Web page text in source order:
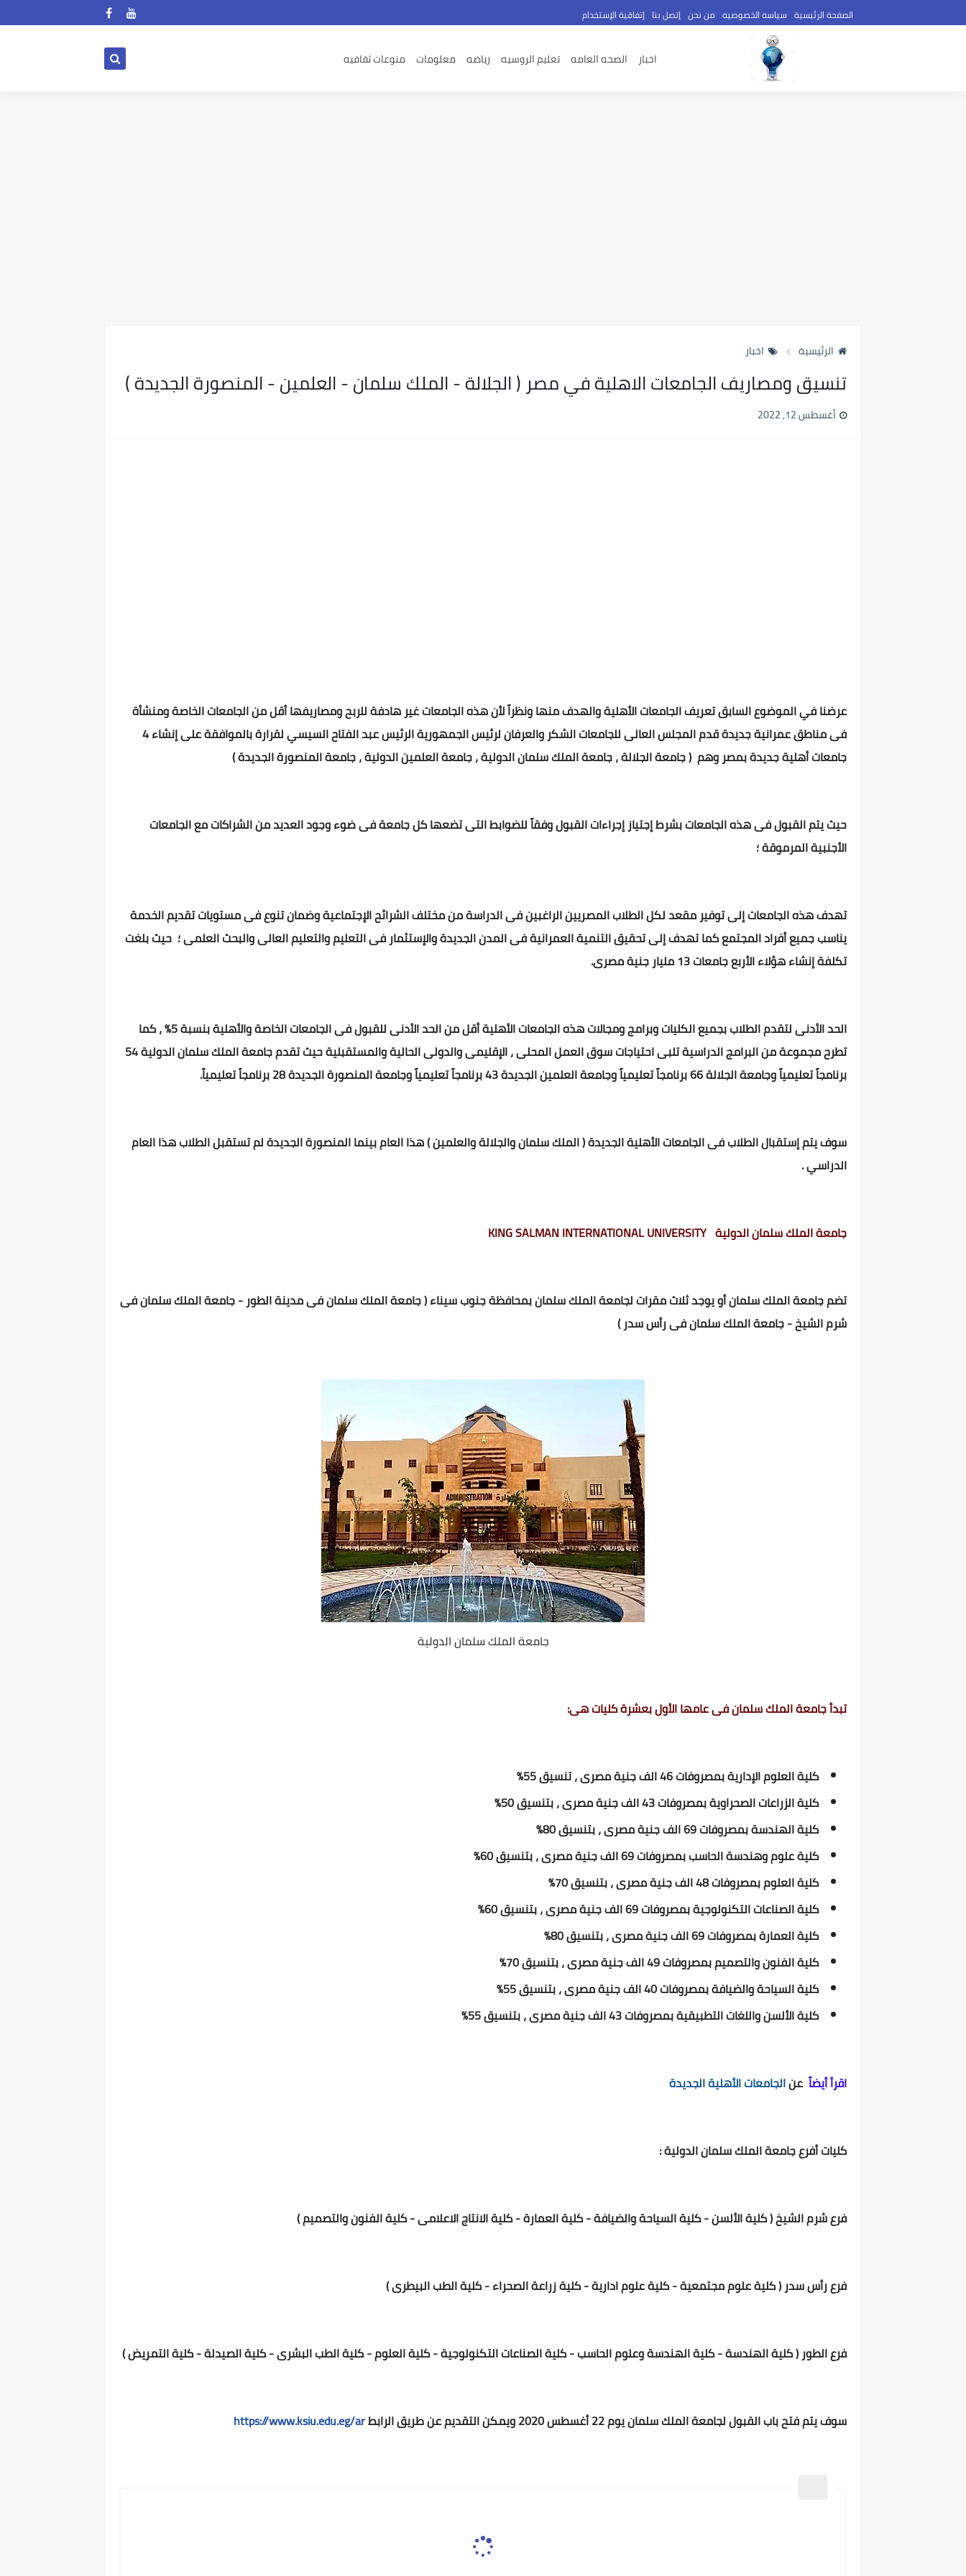
الصفحة الرئيسية سياسه الخصوصيه من نحن إتصل بنا إتفاقية الإستخدام
اخبار الصحه العامه تعليم الروسيه رياضه معلومات منوعات ثقافيه
الرئيسية اخبار
تنسيق ومصاريف الجامعات الاهلية في مصر ( الجلالة - الملك سلمان - العلمين - المنصورة الجديدة )
أغسطس 12, 2022
عرضنا في الموضوع السابق تعريف الجامعات الأهلية والهدف منها ونظراً لأن هذه الجامعات غير هادفة للربح ومصاريفها أقل من الجامعات الخاصة ومنشأة
فى مناطق عمرانية جديدة قدم المجلس العالى للجامعات الشكر والعرفان لرئيس الجمهورية الرئيس عبد الفتاح السيسي لقرارة بالموافقة على إنشاء 4
جامعات أهلية جديدة بمصر وهم ( جامعة الجلالة ، جامعة الملك سلمان الدولية ، جامعة العلمين الدولية ، جامعة المنصورة الجديدة )
حيث يتم القبول فى هذه الجامعات بشرط إجتياز إجراءات القبول وفقاً للضوابط التى تضعها كل جامعة فى ضوء وجود العديد من الشراكات مع الجامعات
الأجنبية المرموقة ؛
تهدف هذه الجامعات إلى توفير مقعد لكل الطلاب المصريين الراغبين فى الدراسة من مختلف الشرائح الإجتماعية وضمان تنوع فى مستويات تقديم الخدمة
يناسب جميع أفراد المجتمع كما تهدف إلى تحقيق التنمية العمرانية فى المدن الجديدة والإستثمار فى التعليم والتعليم العالى والبحث العلمى ؛ حيث بلغت
تكلفة إنشاء هؤلاء الأربع جامعات 13 مليار جنية مصرى.
الحد الأدنى لتقدم الطلاب بجميع الكليات وبرامج ومجالات هذه الجامعات الأهلية أقل من الحد الأدنى للقبول فى الجامعات الخاصة والأهلية بنسبة 5% ، كما
تطرح مجموعة من البرامج الدراسية تلبى احتياجات سوق العمل المحلى ، الإقليمى والدولى الحالية والمستقبلية حيث تقدم جامعة الملك سلمان الدولية 54
برنامجاً تعليمياً وجامعة الجلالة 66 برنامجاً تعليمياً وجامعة العلمين الجديدة 43 برنامجاً تعليمياً وجامعة المنصورة الجديدة 28 برنامجاً تعليمياً.
سوف يتم إستقبال الطلاب فى الجامعات الأهلية الجديدة ( الملك سلمان والجلالة والعلمين ) هذا العام بينما المنصورة الجديدة لم تستقبل الطلاب هذا العام
الدراسي .
جامعة الملك سلمان الدولية KING SALMAN INTERNATIONAL UNIVERSITY
تضم جامعة الملك سلمان أو يوجد ثلاث مقرات لجامعة الملك سلمان بمحافظة جنوب سيناء ( جامعة الملك سلمان فى مدينة الطور - جامعة الملك سلمان فى
شرم الشيخ - جامعة الملك سلمان فى رأس سدر )
جامعة الملك سلمان الدولية
تبدأ جامعة الملك سلمان فى عامها الأول بعشرة كليات هى:
كلية العلوم الإدارية بمصروفات 46 الف جنية مصرى ، تنسيق 55%
كلية الزراعات الصحراوية بمصروفات 43 الف جنية مصرى ، بتنسيق 50%
كلية الهندسة بمصروفات 69 الف جنية مصرى ، بتنسيق 80%
كلية علوم وهندسة الحاسب بمصروفات 69 الف جنية مصرى ، بتنسيق 60%
كلية العلوم بمصروفات 48 الف جنية مصرى ، بتنسيق 70%
كلية الصناعات التكنولوجية بمصروفات 69 الف جنية مصرى ، بتنسيق 60%
كلية العمارة بمصروفات 69 الف جنية مصرى ، بتنسيق 80%
كلية الفنون والتصميم بمصروفات 49 الف جنية مصرى ، بتنسيق 70%
كلية السياحة والضيافة بمصروفات 40 الف جنية مصرى ، بتنسيق 55%
كلية الألسن واللغات التطبيقية بمصروفات 43 الف جنية مصرى ، بتنسيق 55%
اقرأ أيضاً عنالجامعات الأهلية الجديدة
كليات أفرع جامعة الملك سلمان الدولية :
فرع شرم الشيخ ( كلية الألسن - كلية السياحة والضيافة - كلية العمارة - كلية الانتاج الاعلامى - كلية الفنون والتصميم )
فرع رأس سدر ( كلية علوم مجتمعية - كلية علوم ادارية - كلية زراعة الصحراء - كلية الطب البيطرى )
فرع الطور ( كلية الهندسة - كلية الهندسة وعلوم الحاسب - كلية الصناعات التكنولوجية - كلية العلوم - كلية الطب البشرى - كلية الصيدلة - كلية التمريض )
سوف يتم فتح باب القبول لجامعة الملك سلمان يوم 22 أغسطس 2020 ويمكن التقديم عن طريق الرابط https://www.ksiu.edu.eg/ar